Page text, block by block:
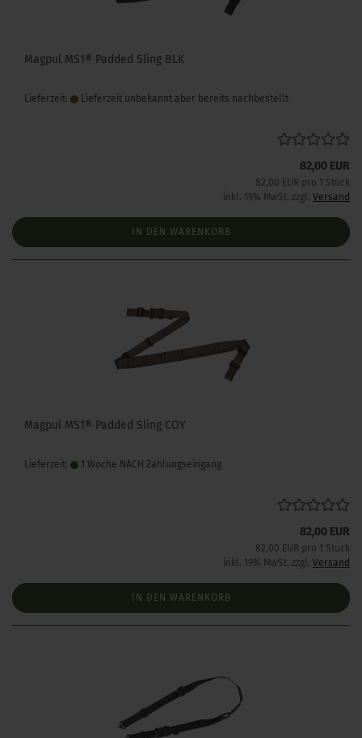
Magpul MS1® Padded Sling BLK
Lieferzeit: Lieferzeit unbekannt aber bereits nachbestellt
82,00 EUR
82,00 EUR pro 1 Stück
inkl. 19% MwSt. zzgl. Versand
IN DEN WARENKORB
Magpul MS1® Padded Sling COY
Lieferzeit: 1 Woche NACH Zahlungseingang
82,00 EUR
82,00 EUR pro 1 Stück
inkl. 19% MwSt. zzgl. Versand
IN DEN WARENKORB